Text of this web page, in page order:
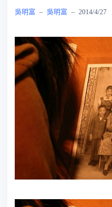
吳明富 – 吳明富 – 2014/4/27